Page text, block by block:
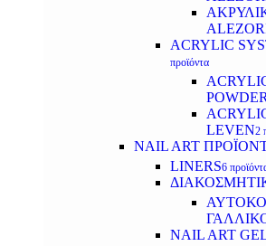
ACRYLIC
προϊόντα
POWDER
LEVEN2
NAIL ART
LINERS6
NAIL ART